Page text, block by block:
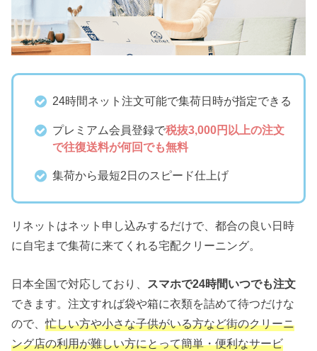
24時間ネット注文可能で集荷日時が指定できる
プレミアム会員登録で税抜3,000円以上の注文
で往復送料が何回でも無料
集荷から最短2日のスピード仕上げ
リネットはネット申し込みするだけで、都合の良い日時
に自宅まで集荷に来てくれる宅配クリーニング。
日本全国で対応しており、 スマホで24時間いつでも注文
できます。注文すれば袋や箱に衣類を詰めて待つだけな
ので、忙しい方や小さな子供がいる方など街のクリーニ
ング店の利用が難しい方にとって簡単・便利なサービ